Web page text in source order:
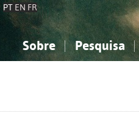
PT EN FR
Sobre Pesquisa